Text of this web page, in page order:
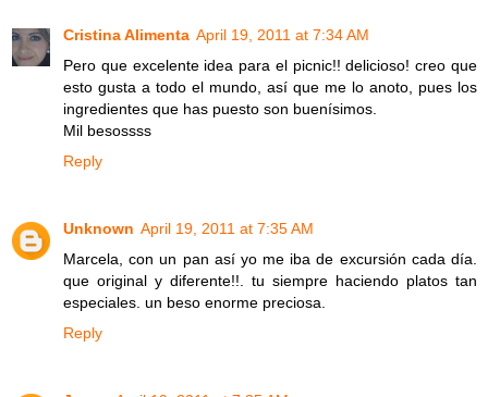
Cristina Alimenta April 19, 2011 at 7:34 AM
Pero que excelente idea para el picnic!! delicioso! creo que
esto gusta a todo el mundo, así que me lo anoto, pues los
ingredientes que has puesto son buenísimos.
Mil besossss
Reply
Unknown April 19, 2011 at 7:35 AM
Marcela, con un pan así yo me iba de excursión cada día.
que original y diferente!!. tu siempre haciendo platos tan
especiales. un beso enorme preciosa.
Reply